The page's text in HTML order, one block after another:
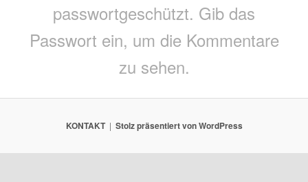
passwortgeschützt. Gib das
Passwort ein, um die Kommentare
zu sehen.
KONTAKT Stolz präsentiert von WordPress